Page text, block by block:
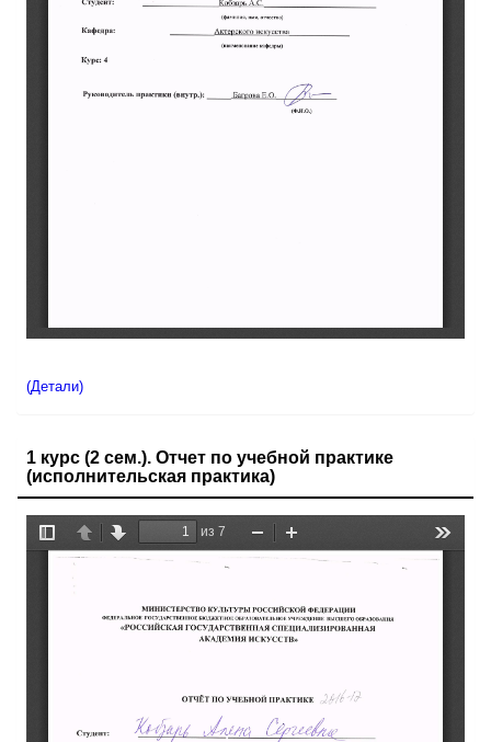
(Детали)
1 курс (2 сем.). Отчет по учебной практике
(исполнительская практика)